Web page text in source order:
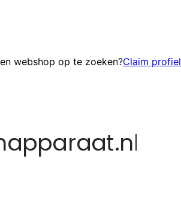
webshop op te zoeken?Claim profiel